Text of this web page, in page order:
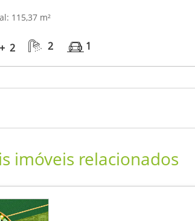
115,37 m²
2 2 1
imóveis relacionados